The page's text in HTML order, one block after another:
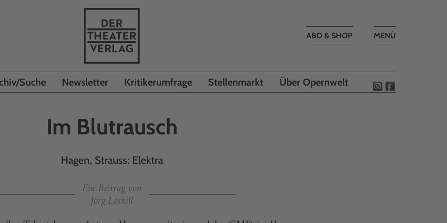
Toggle
MENÜ
ABO & SHOP
Suche Newsletter Kritikerumfrage Stellenmarkt Über Opernwelt
Im Blutrausch
Hagen, Strauss: Elektra
Ein Beitrag von
Jörg Loskill